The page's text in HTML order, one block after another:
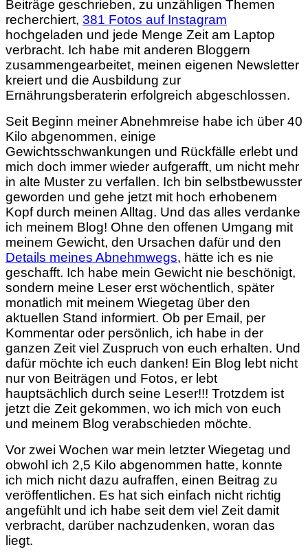
Beiträge geschrieben, zu unzähligen Themen
recherchiert, 381 Fotos auf Instagram
hochgeladen und jede Menge Zeit am Laptop
verbracht. Ich habe mit anderen Bloggern
zusammengearbeitet, meinen eigenen Newsletter
kreiert und die Ausbildung zur
Ernährungsberaterin erfolgreich abgeschlossen.
Seit Beginn meiner Abnehmreise habe ich über 40
Kilo abgenommen, einige
Gewichtsschwankungen und Rückfälle erlebt und
mich doch immer wieder aufgerafft, um nicht mehr
in alte Muster zu verfallen. Ich bin selbstbewusster
geworden und gehe jetzt mit hoch erhobenem
Kopf durch meinen Alltag. Und das alles verdanke
ich meinem Blog! Ohne den offenen Umgang mit
meinem Gewicht, den Ursachen dafür und den
Details meines Abnehmwegs, hätte ich es nie
geschafft. Ich habe mein Gewicht nie beschönigt,
sondern meine Leser erst wöchentlich, später
monatlich mit meinem Wiegetag über den
aktuellen Stand informiert. Ob per Email, per
Kommentar oder persönlich, ich habe in der
ganzen Zeit viel Zuspruch von euch erhalten. Und
dafür möchte ich euch danken! Ein Blog lebt nicht
nur von Beiträgen und Fotos, er lebt
hauptsächlich durch seine Leser!!! Trotzdem ist
jetzt die Zeit gekommen, wo ich mich von euch
und meinem Blog verabschieden möchte.
Vor zwei Wochen war mein letzter Wiegetag und
obwohl ich 2,5 Kilo abgenommen hatte, konnte
ich mich nicht dazu aufraffen, einen Beitrag zu
veröffentlichen. Es hat sich einfach nicht richtig
angefühlt und ich habe seit dem viel Zeit damit
verbracht, darüber nachzudenken, woran das
liegt.